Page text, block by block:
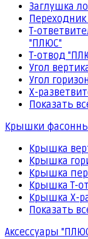
Заглушка
Т-
"ПЛЮС"
Т-отвод
Угол
Угол
Х-
Показать
Крышки
Крышка
Крышка
Крышка
Крышка Т-
Крышка Х-
Показать
Аксессуары